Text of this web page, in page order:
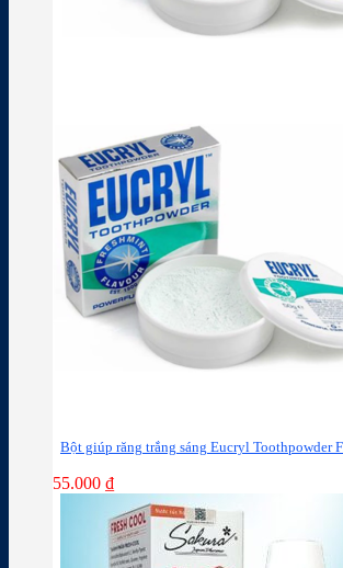
Bột giúp răng trắng sáng Eucryl Toothpowder
55.000 ₫